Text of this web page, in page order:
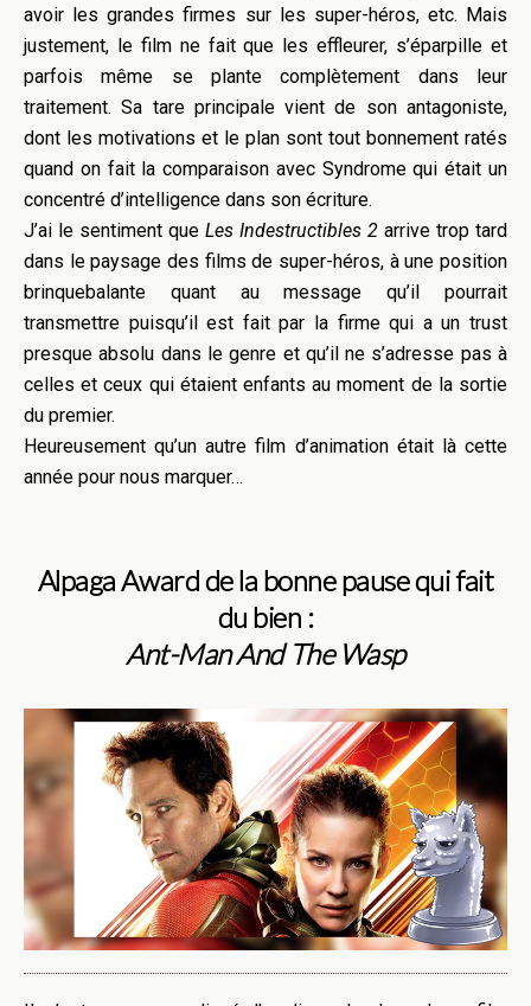
avoir les grandes firmes sur les super-héros, etc. Mais
justement, le film ne fait que les effleurer, s’éparpille et
parfois même se plante complètement dans leur
traitement. Sa tare principale vient de son antagoniste,
dont les motivations et le plan sont tout bonnement ratés
quand on fait la comparaison avec Syndrome qui était un
concentré d’intelligence dans son écriture.
J’ai le sentiment que Les Indestructibles 2 arrive trop tard
dans le paysage des films de super-héros, à une position
brinquebalante quant au message qu’il pourrait
transmettre puisqu’il est fait par la firme qui a un trust
presque absolu dans le genre et qu’il ne s’adresse pas à
celles et ceux qui étaient enfants au moment de la sortie
du premier.
Heureusement qu’un autre film d’animation était là cette
année pour nous marquer…
Alpaga Award de la bonne pause qui fait
du bien :
Ant-Man And The Wasp